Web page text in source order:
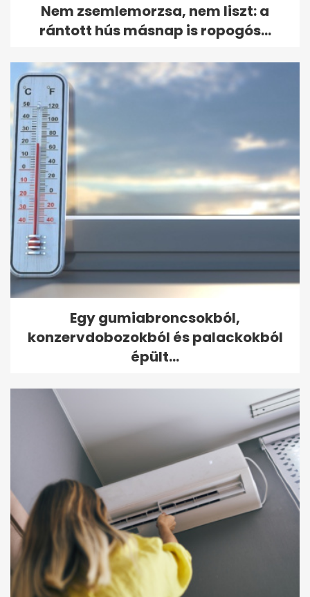
Nem zsemlemorzsa, nem liszt: a
rántott hús másnap is ropogós...
Egy gumiabroncsokból,
konzervdobozokból és palackokból
épült...